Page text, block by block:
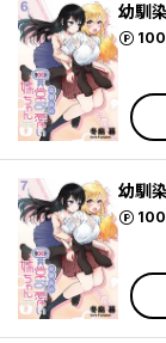
幼馴
100
ポイント
幼馴
100
ポイント